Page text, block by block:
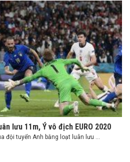
lưu 11m, Ý vô địch EURO 2020
đội tuyển Anh bằng loạt luân lưu ...